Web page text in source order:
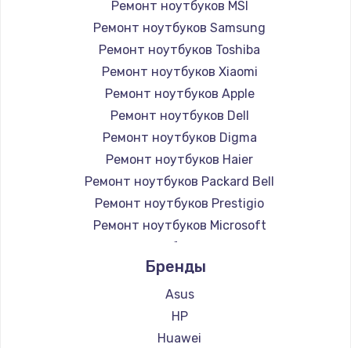
Ремонт ноутбуков MSI
Ремонт ноутбуков Samsung
Ремонт ноутбуков Toshiba
Ремонт ноутбуков Xiaomi
Ремонт ноутбуков Apple
Ремонт ноутбуков Dell
Ремонт ноутбуков Digma
Ремонт ноутбуков Haier
Ремонт ноутбуков Packard Bell
Ремонт ноутбуков Prestigio
Ремонт ноутбуков Microsoft
Ремонт ноутбуков Alienware
Ремонт ноутбуков Aquarius
Ремонт ноутбуков Gigabyte
Ремонт ноутбуков Aorus
Ремонт ноутбуков Maibenben
Бренды
Asus
HP
Huawei